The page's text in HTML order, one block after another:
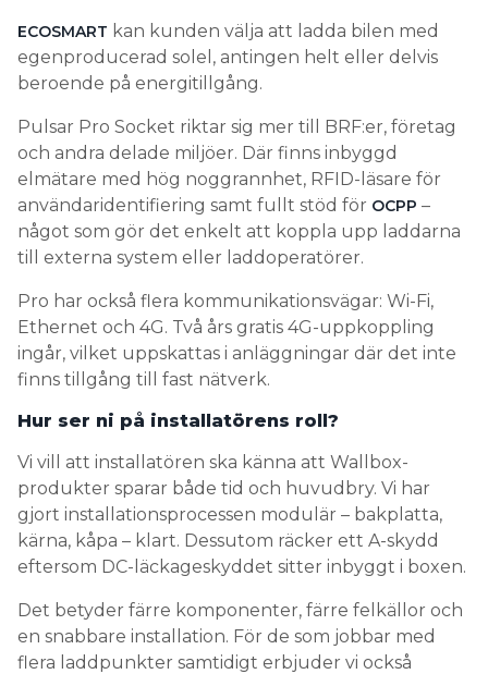
ECOSMART kan kunden välja att ladda bilen med
egenproducerad solel, antingen helt eller delvis
beroende på energitillgång.
Pulsar Pro Socket riktar sig mer till BRF:er, företag
och andra delade miljöer. Där finns inbyggd
elmätare med hög noggrannhet, RFID-läsare för
användaridentifiering samt fullt stöd för OCPP –
något som gör det enkelt att koppla upp laddarna
till externa system eller laddoperatörer.
Pro har också flera kommunikationsvägar: Wi-Fi,
Ethernet och 4G. Två års gratis 4G-uppkoppling
ingår, vilket uppskattas i anläggningar där det inte
finns tillgång till fast nätverk.
Hur ser ni på installatörens roll?
Vi vill att installatören ska känna att Wallbox-
produkter sparar både tid och huvudbry. Vi har
gjort installationsprocessen modulär – bakplatta,
kärna, kåpa – klart. Dessutom räcker ett A-skydd
eftersom DC-läckageskyddet sitter inbyggt i boxen.
Det betyder färre komponenter, färre felkällor och
en snabbare installation. För de som jobbar med
flera laddpunkter samtidigt erbjuder vi också